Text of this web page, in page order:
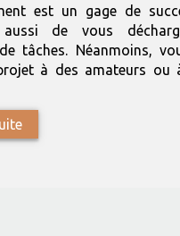
est un gage de
aussi de vous
tâches. Néanmoins,
à des amateurs ou